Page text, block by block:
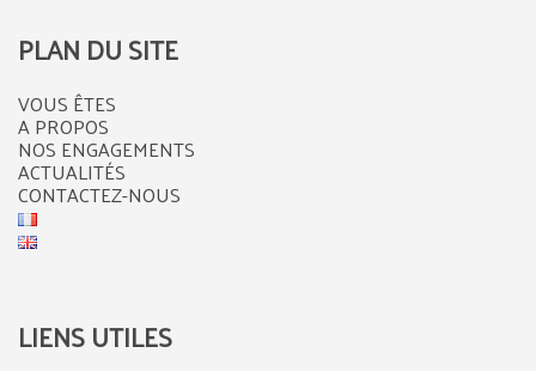
PLAN DU SITE
VOUS ÊTES
A PROPOS
NOS ENGAGEMENTS
ACTUALITÉS
CONTACTEZ-NOUS
LIENS UTILES